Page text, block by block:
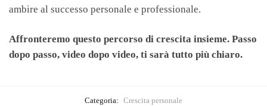
ambire al successo personale e professionale.
Affronteremo questo percorso di crescita insieme. Passo
dopo passo, video dopo video, ti sarà tutto più chiaro.
Categoria: Crescita personale